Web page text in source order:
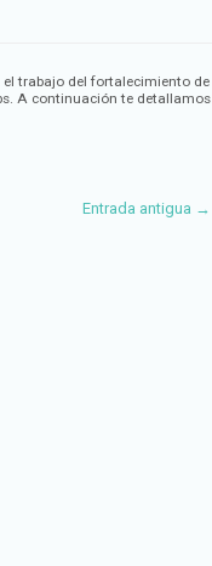
trabajo del fortalecimiento de
A continuación te detallamos
Entrada antigua →